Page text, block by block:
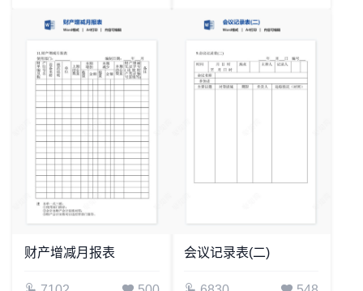
财产增减月报表 会议记录表(二)